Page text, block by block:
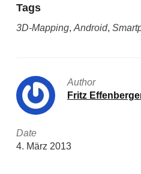
Tags
3D-Mapping, Android,
Author
Fritz
Date
4. März 2013